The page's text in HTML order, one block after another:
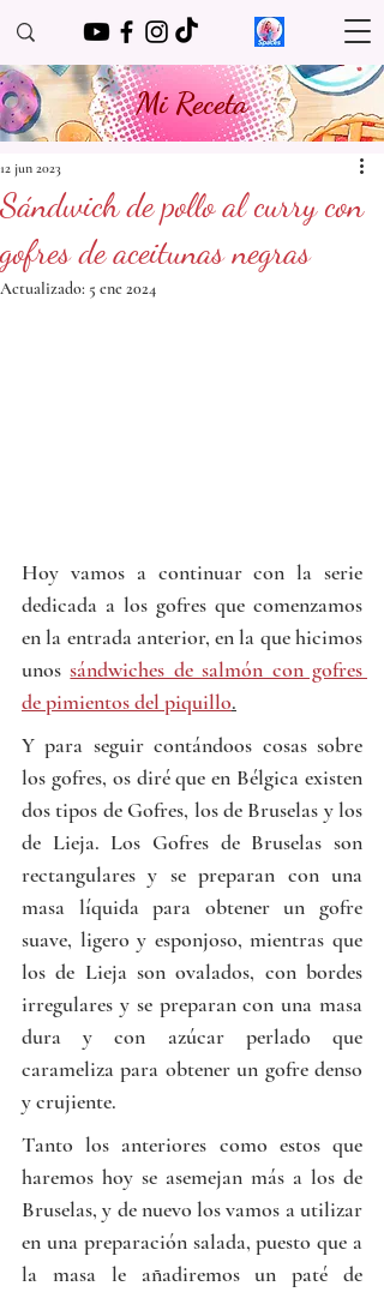
Mi Receta
Sándwich de pollo al curry con
gofres de aceitunas negras
12 jun 2023
Actualizado: 5 ene 2024
Hoy vamos a continuar con la serie
dedicada a los gofres que comenzamos
en la entrada anterior, en la que hicimos
unos sándwiches de salmón con gofres
de pimientos del piquillo.
Y para seguir contándoos cosas sobre
los gofres, os diré que en Bélgica existen
dos tipos de Gofres, los de Bruselas y los
de Lieja. Los Gofres de Bruselas son
rectangulares y se preparan con una
masa líquida para obtener un gofre
suave, ligero y esponjoso, mientras que
los de Lieja son ovalados, con bordes
irregulares y se preparan con una masa
dura y con azúcar perlado que
carameliza para obtener un gofre denso
y crujiente.
Tanto los anteriores como estos que
haremos hoy se asemejan más a los de
Bruselas, y de nuevo los vamos a utilizar
en una preparación salada, puesto que a
la masa le añadiremos un paté de